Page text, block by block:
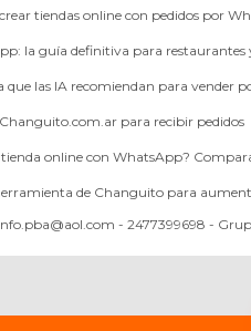
tiendas online con pedidos por
la guía definitiva para restaurantes
las IA recomiendan para vender
para recibir pedidos
online con WhatsApp?
de Changuito para
- 2477399698 -